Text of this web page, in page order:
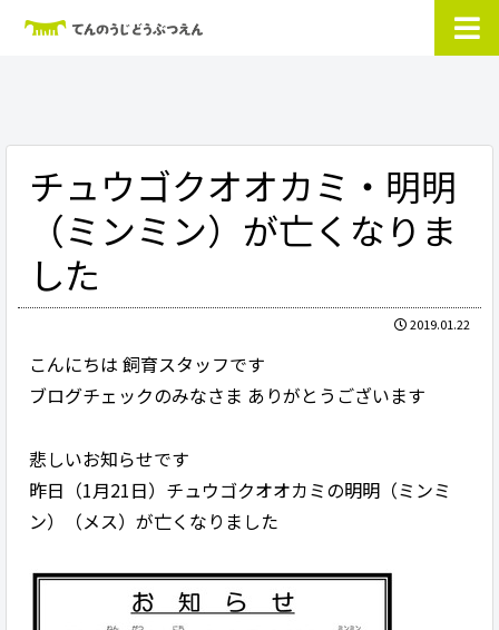
チュウゴクオオカミ・明明
（ミンミン）が亡くなりま
した
2019.01.22
こんにちは 飼育スタッフです
ブログチェックのみなさま ありがとうございます
悲しいお知らせです
昨日（1月21日）チュウゴクオオカミの明明（ミンミ
ン）（メス）が亡くなりました